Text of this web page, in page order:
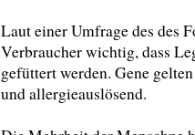
Laut einer Umfrage des des
Verbraucher wichtig, dass
gefüttert werden. Gene
und allergieauslösend.